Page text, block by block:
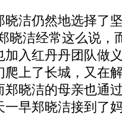
洁仍然地选择了坚
晓洁经常这么说，
入红丹丹团队做
爬上了长城，又在
晓洁的母亲也通
早郑晓洁接到了